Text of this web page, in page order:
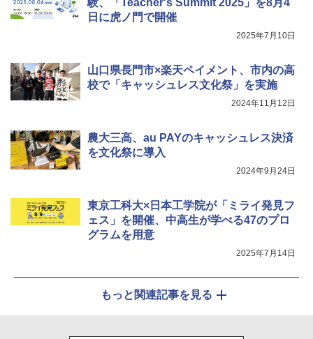
5 Fernrohr:実験用キャビネット
験、「Teacher's Summit 2025」を8月4
日に虎ノ門で開催
2025年7月10日
山口県長門市×楽天ペイメント、市内の高
校で「キャッシュレス文化祭」を実施
2024年11月12日
農大三高、au PAYのキャッシュレス決済
を文化祭に導入
2024年9月24日
東京工科大×日本工学院が「ミライ発見フ
ェス」を開催、中高生が学べる47のプロ
グラムを用意
2025年7月14日
もっと関連記事を見る